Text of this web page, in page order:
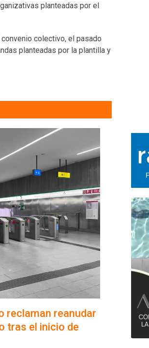
planteadas por el
colectivo, el pasado
planteadas por la plantilla y
reclaman reanudar
tras el inicio de